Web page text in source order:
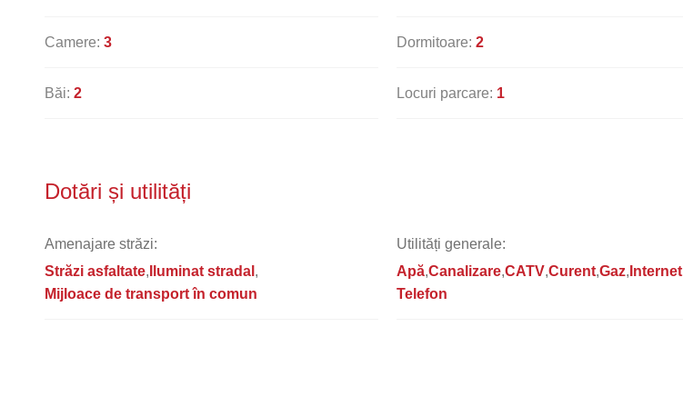
Camere: 3 Dormitoare:2
Băi: 2 Locuri parcare: 1
Dotări și utilități
Amenajare străzi:
Străzi asfaltate
Iluminat stradal
Mijloace de transport în comun
Utilități generale:
Apă Canalizare CATV Curent Gaz Internet
Telefon